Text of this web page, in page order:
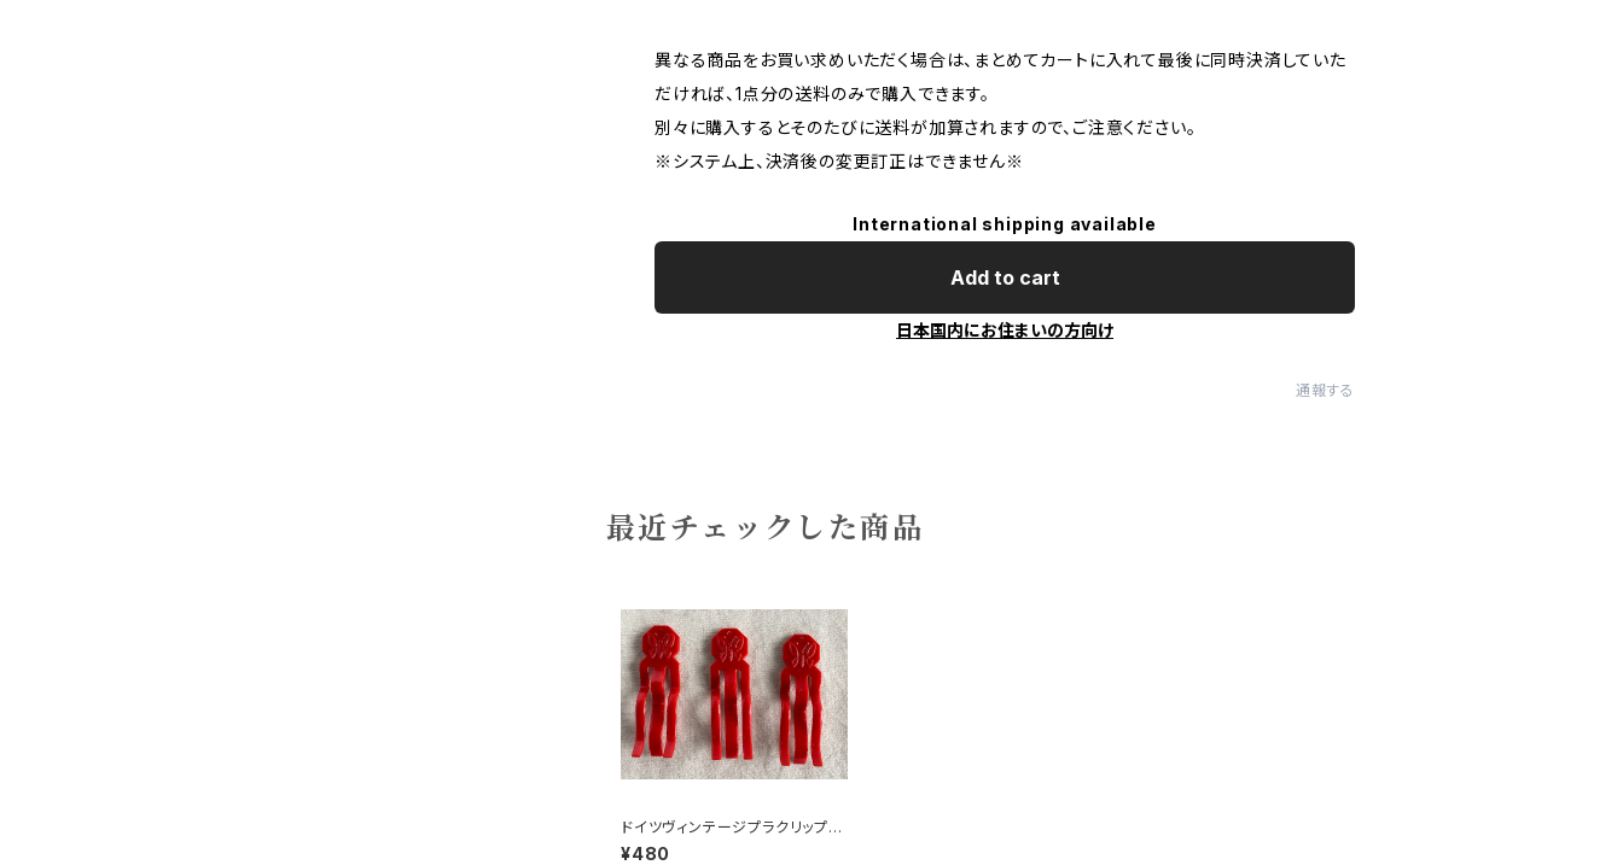
異なる商品をお買い求めいただく場合は、まとめてカートに入れて最後に同時決済していた
だければ、1点分の送料のみで購入できます。
別々に購入するとそのたびに送料が加算されますので、ご注意ください。
※システム上、決済後の変更訂正はできません※
International shipping available
Add to cart
日本国内にお住まいの方向け
通報する
最近チェックした商品
ドイツヴィンテージプラクリップ3
個ちょうちょ126
¥480